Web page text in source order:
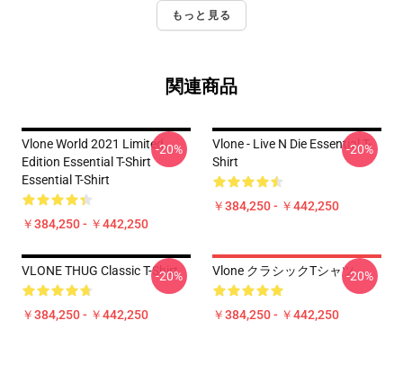
もっと見る
関連商品
Vlone World 2021 Limited
Edition Essential T-Shirt
Essential T-Shirt
￥384,250 - ￥442,250
-20%
Vlone - Live N Die Essential T-
Shirt
￥384,250 - ￥442,250
-20%
VLONE THUG Classic T-Shirt
￥384,250 - ￥442,250
-20% Vlone クラシックTシャツ
￥384,250 - ￥442,250
-20%